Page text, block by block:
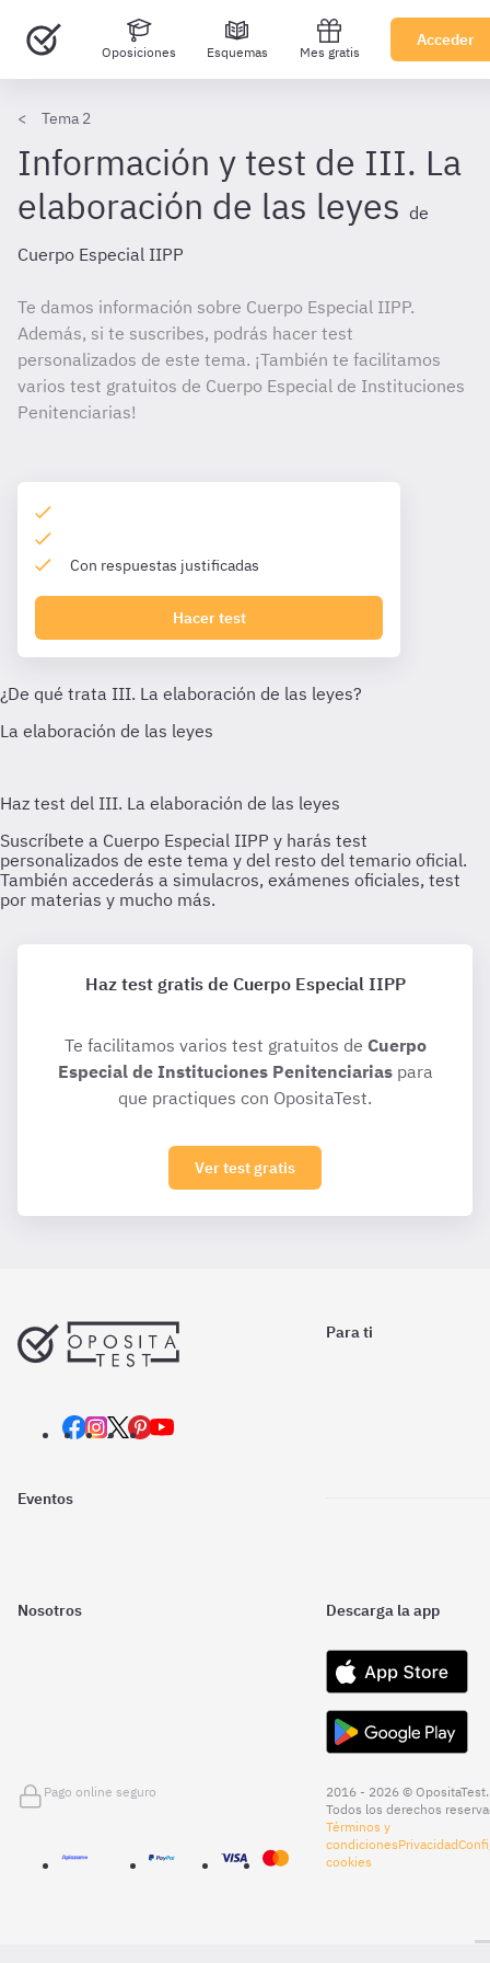
Oposiciones Esquemas Mes gratis
Acceder
Tema 2
Información y test de III. La
elaboración de las leyes de
Cuerpo Especial IIPP
Te damos información sobre Cuerpo Especial IIPP.
Además, si te suscribes, podrás hacer test
personalizados de este tema. ¡También te facilitamos
varios test gratuitos de Cuerpo Especial de Instituciones
Penitenciarias!
Con respuestas justificadas
Hacer test
Haz test gratis de Cuerpo Especial IIPP
Te facilitamos varios test gratuitos de Cuerpo
Especial de Instituciones Penitenciariaspara
que practiques con OpositaTest.
Ver test gratis
Para ti
Eventos
Nosotros Descarga la app
Pago online seguro
2016 - 2026 © OpositaTest.
Todos los derechos
Términos y
condicionesPrivacidad
cookies